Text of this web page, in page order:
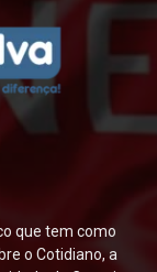
que tem como
o Cotidiano, a